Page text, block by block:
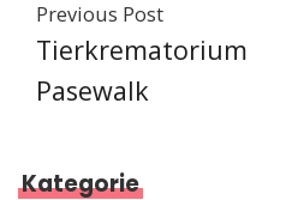
Previous Post
Tierkrematorium
Pasewalk
Kategorie